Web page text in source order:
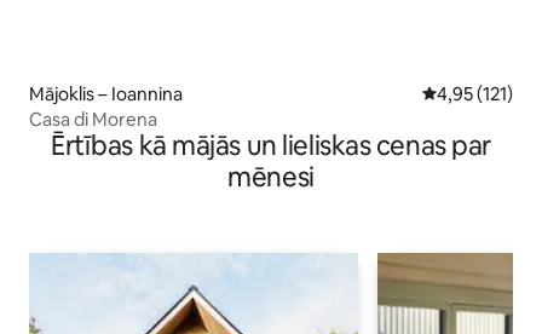
Mājoklis – Ioannina Vidējais
4,95 (121)
Casa di Morena
Ērtības kā mājās un lieliskas cenas par
mēnesi